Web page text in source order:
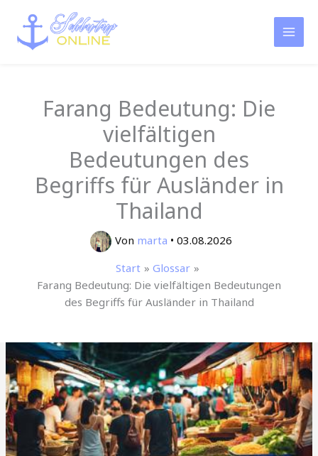
Inhalt
springen
Farang Bedeutung: Die
vielfältigen
Bedeutungen des
Begriffs für Ausländer in
Thailand
Von marta • 03.08.2026
Start
Glossar
Farang Bedeutung: Die vielfältigen Bedeutungen
des Begriffs für Ausländer in Thailand